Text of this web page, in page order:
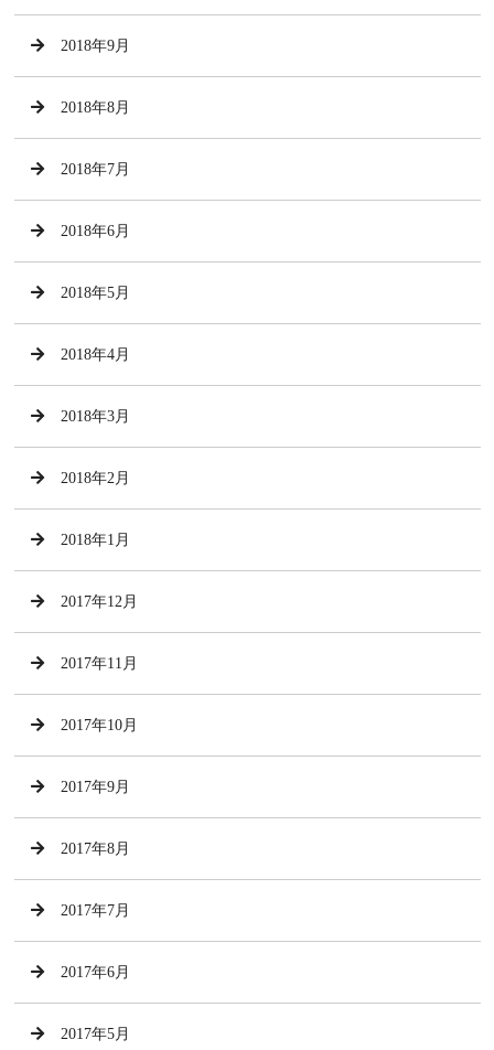
2018年9月
2018年8月
2018年7月
2018年6月
2018年5月
2018年4月
2018年3月
2018年2月
2018年1月
2017年12月
2017年11月
2017年10月
2017年9月
2017年8月
2017年7月
2017年6月
2017年5月